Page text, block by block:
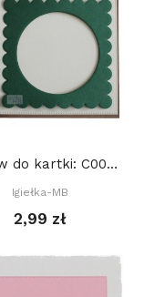
Zestaw do kartki: C001 S10a, Baza 15x15 cm:...
Igiełka-MB
2,99 zł